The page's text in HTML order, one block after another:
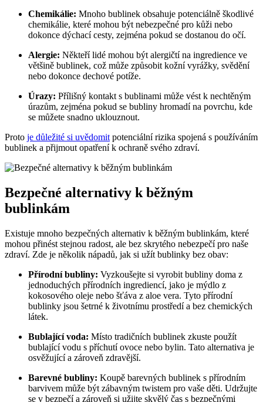
Chemikálie: Mnoho bublinek obsahuje potenciálně škodlivé
chemikálie, které mohou být nebezpečné pro kůži nebo
dokonce dýchací cesty, zejména pokud se dostanou do očí.
Alergie: Někteří lidé mohou být alergičtí na ingredience ve
většině bublinek, což může způsobit kožní vyrážky, svědění
nebo dokonce dechové potíže.
Úrazy: Přílišný kontakt s bublinami může vést k nechtěným
úrazům, zejména pokud se bubliny hromadí na povrchu, kde
se můžete snadno uklouznout.
Proto je důležité si uvědomitpotenciální rizika spojená s používáním
bublinek a přijmout opatření k ochraně svého zdraví.
Bezpečné alternativy k běžným
bublinkám
Existuje mnoho bezpečných alternativ k běžným bublinkám, které
mohou přinést stejnou radost, ale bez skrytého nebezpečí pro naše
zdraví. Zde je několik nápadů, jak si užít bublinky bez obav:
Přírodní bubliny: Vyzkoušejte si vyrobit bubliny doma z
jednoduchých přírodních ingrediencí, jako je mýdlo z
kokosového oleje nebo šťáva z aloe vera. Tyto přírodní
bublinky jsou šetrné k životnímu prostředí a bez chemických
látek.
Bublající voda: Místo tradičních bublinek zkuste použít
bublající vodu s příchutí ovoce nebo bylin. Tato alternativa je
osvěžující a zároveň zdravější.
Barevné bubliny: Koupě barevných bublinek s přírodním
barvivem může být zábavným twistem pro vaše děti. Udržujte
se v bezpečí a zároveň si užijte skvělý čas s bezpečnými